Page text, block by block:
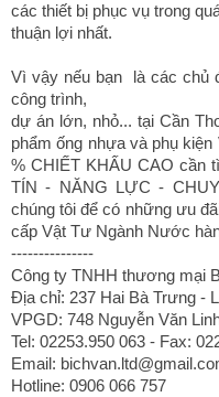
các thiết bị phục vụ trong
thuận lợi nhất.
Vì vậy nếu bạn là các chủ
công trình,
dự án lớn, nhỏ... tại Cần
phẩm ống nhựa và phụ
% CHIẾT KHẤU CAO cần
TÍN - NĂNG LỰC -
chúng tôi để có những ưu
cấp Vật Tư Ngành Nước
---------------
Công ty TNHH thương mại
Địa chỉ: 237 Hai Bà Trưng -
VPGD: 748 Nguyễn Văn
Tel: 02253.950 063 - Fax:
Email:
Hotline: 0906 066 757